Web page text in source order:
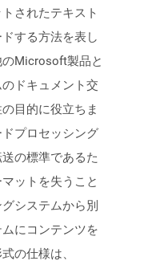
されたテキスト
する方法を表し
Microsoft製品と
ドキュメント交
目的に役立ちま
プロセッシング
の標準であるた
ットを失うこと
システムから別
にコンテンツを
の仕様は、